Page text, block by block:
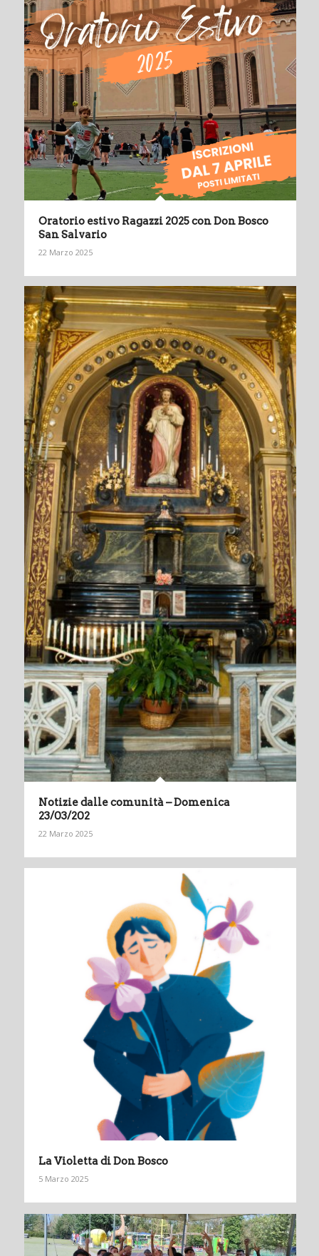
Oratorio estivo Ragazzi 2025 con Don Bosco
San Salvario
22 Marzo 2025
Notizie dalle comunità – Domenica
23/03/202
22 Marzo 2025
La Violetta di Don Bosco
5 Marzo 2025